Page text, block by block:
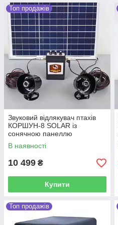
Топ продажів
Звуковий відлякувач птахів
КОРШУН-8 SOLAR із
сонячною панеллю
В наявності
10 499 ₴
Купити
Топ продажів